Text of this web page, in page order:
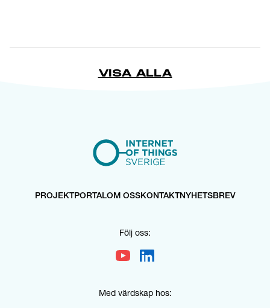
VISA ALLA
PROJEKTPORTALOM OSSKONTAKTNYHETSBREV
Följ oss:
Med värdskap hos: